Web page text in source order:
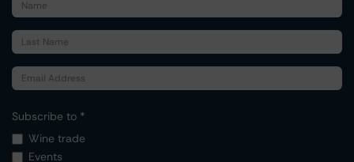
Subscribe to *
Wine trade
Events